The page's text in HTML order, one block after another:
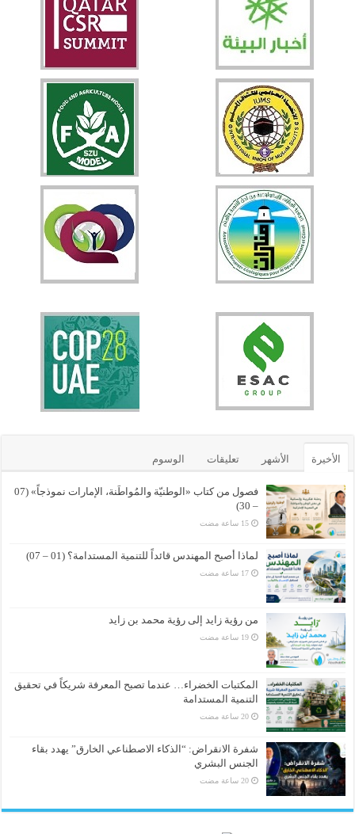
الأخيرة الأشهر تعليقات الوسوم
فصول من كتاب «الوطنيّة والمُواطَنة، الإمارات نموذجاً» (07
– 30)
لماذا أصبح المهندس قائداً للتنمية المستدامة؟ (01 – 07)
من رؤية زايد إلى رؤية محمد بن زايد
المكتبات الخضراء… عندما تصبح المعرفة شريكاً في تحقيق
التنمية المستدامة
شفرة الانقراض: “الذكاء الاصطناعي الخارق” يهدد بقاء
الجنس البشري